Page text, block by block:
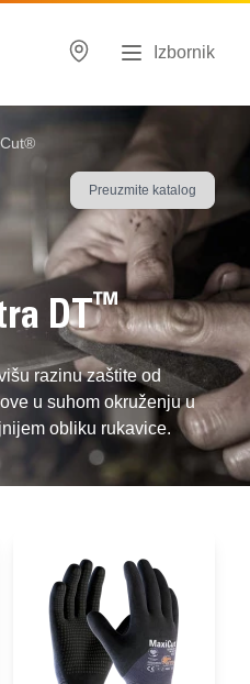
Izbornik
Preuzmite katalog
DT™
razinu zaštite od
u suhom okruženju u
obliku rukavice.